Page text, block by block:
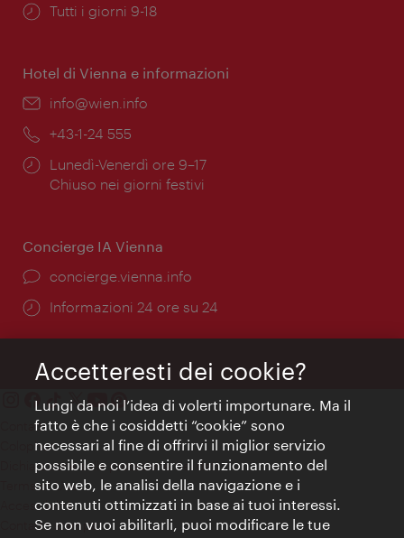
Orari
Tutti i giorni 9-18
Hotel di Vienna e informazioni
Email:
info@wien.info
Telefono:
+43-1-24 555
Orari
di
Lunedì-Venerdì ore 9–17
Chiuso nei giorni festivi
Concierge IA Vienna
Ort:
concierge.vienna.info
Öffnungszeiten:
Informazioni 24 ore su 24
Contatti
Colophon
Dichiarazione sulla protezione dei dati
Terms of Use
Accessibilità
Contatto stampa
Accetteresti dei cookie?
Lungi da noi l’idea di volerti importunare. Ma il
fatto è che i cosiddetti “cookie” sono
necessari al fine di offrirvi il miglior servizio
possibile e consentire il funzionamento del
sito web, le analisi della navigazione e i
contenuti ottimizzati in base ai tuoi interessi.
Se non vuoi abilitarli, puoi modificare le tue